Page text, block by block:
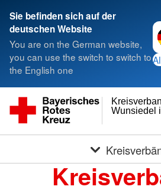
Sie befinden sich auf der
deutschen Website
You are on the German website,
you can use the switch to switch to
the English one
Wunsiedel